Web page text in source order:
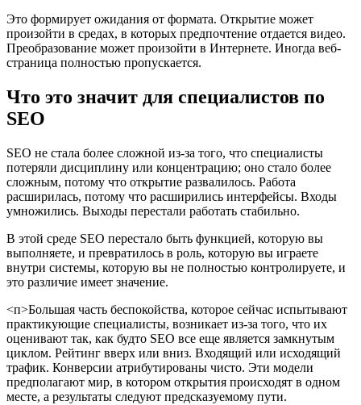
Это формирует ожидания от формата. Открытие может
произойти в средах, в которых предпочтение отдается видео.
Преобразование может произойти в Интернете. Иногда веб-
страница полностью пропускается.
Что это значит для специалистов по
SEO
SEO не стала более сложной из-за того, что специалисты
потеряли дисциплину или концентрацию; оно стало более
сложным, потому что открытие развалилось. Работа
расширилась, потому что расширились интерфейсы. Входы
умножились. Выходы перестали работать стабильно.
В этой среде SEO перестало быть функцией, которую вы
выполняете, и превратилось в роль, которую вы играете
внутри системы, которую вы не полностью контролируете, и
это различие имеет значение.
<п>Большая часть беспокойства, которое сейчас испытывают
практикующие специалисты, возникает из-за того, что их
оценивают так, как будто SEO все еще является замкнутым
циклом. Рейтинг вверх или вниз. Входящий или исходящий
трафик. Конверсии атрибутированы чисто. Эти модели
предполагают мир, в котором открытия происходят в одном
месте, а результаты следуют предсказуемому пути.